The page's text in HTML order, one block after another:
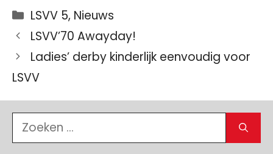
Categorieën
LSVV 5, Nieuws
LSVV’70 Awayday!
Ladies’ derby kinderlijk eenvoudig voor
LSVV
Zoek
naar: